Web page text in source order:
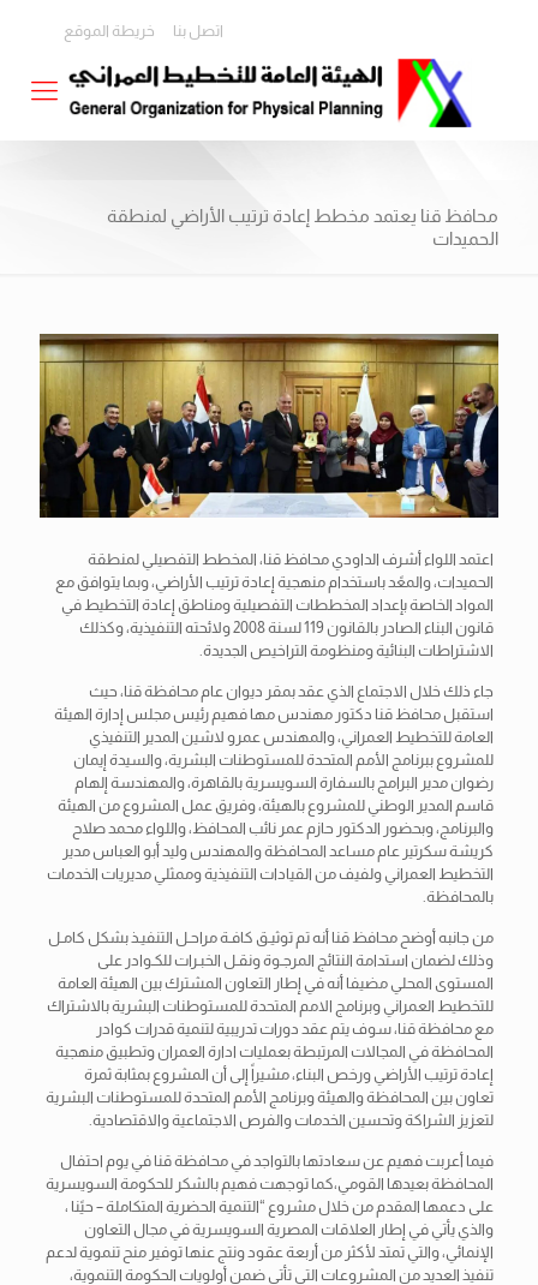
اتصل بنا خريطة الموقع
محافظ قنا يعتمد مخطط إعادة ترتيب الأراضي لمنطقة
الحميدات
اعتمد اللواء أشرف الداودي محافظ قنا، المخطط التفصيلي لمنطقة
الحميدات، والمعًد باستخدام منهجية إعادة ترتيب الأراضي، وبما يتوافق مع
المواد الخاصة بإعداد المخططات التفصيلية ومناطق إعادة التخطيط في
قانون البناء الصادر بالقانون 119 لسنة 2008 ولائحته التنفيذية، وكذلك
الاشتراطات البنائية ومنظومة التراخيص الجديدة.
جاء ذلك خلال الاجتماع الذي عقد بمقر ديوان عام محافظة قنا، حيث
استقبل محافظ قنا دكتور مهندس مها فهيم رئيس مجلس إدارة الهيئة
العامة للتخطيط العمراني، والمهندس عمرو لاشين المدير التنفيذي
للمشروع ببرنامج الأمم المتحدة للمستوطنات البشرية، والسيدة إيمان
رضوان مدير البرامج بالسفارة السويسرية بالقاهرة، والمهندسة إلهام
قاسم المدير الوطني للمشروع بالهيئة، وفريق عمل المشروع من الهيئة
والبرنامج، وبحضور الدكتور حازم عمر نائب المحافظ، واللواء محمد صلاح
كريشة سكرتير عام مساعد المحافظة والمهندس وليد أبو العباس مدير
التخطيط العمراني ولفيف من القيادات التنفيذية وممثلي مديريات الخدمات
بالمحافظة.
من جانبه أوضح محافظ قنا أنه تم توثيـق كافـة مراحـل التنفيـذ بشكل كامـل
وذلك لضمان استدامة النتائج المرجـوة ونقـل الخبـرات للكـوادر على
المستوى المحلي مضيفا أنه في إطار التعاون المشترك بين الهيئة العامة
للتخطيط العمراني وبرنامج الامم المتحدة للمستوطنات البشرية بالاشتراك
مع محافظة قنا، سوف يتم عقد دورات تدريبية لتنمية قدرات كوادر
المحافظة في المجالات المرتبطة بعمليات ادارة العمران وتطبيق منهجية
إعادة ترتيب الأراضي ورخص البناء، مشيراً إلى أن المشروع بمثابة ثمرة
تعاون بين المحافظة والهيئة وبرنامج الأمم المتحدة للمستوطنات البشرية
لتعزيز الشراكة وتحسين الخدمات والفرص الاجتماعية والاقتصادية.
فيما أعربت فهيم عن سعادتها بالتواجد في محافظة قنا في يوم احتفال
المحافظة بعيدها القومي،كما توجهت فهيم بالشكر للحكومة السويسرية
على دعمها المقدم من خلال مشروع “التنمية الحضرية المتكاملة – حيًنا ،
والذي يأتي في إطار العلاقات المصرية السويسرية في مجال التعاون
الإنمائي، والتي تمتد لأكثر من أربعة عقود ونتج عنها توفير منح تنموية لدعم
تنفيذ العديد من المشروعات التي تأتي ضمن أولويات الحكومة التنموية،